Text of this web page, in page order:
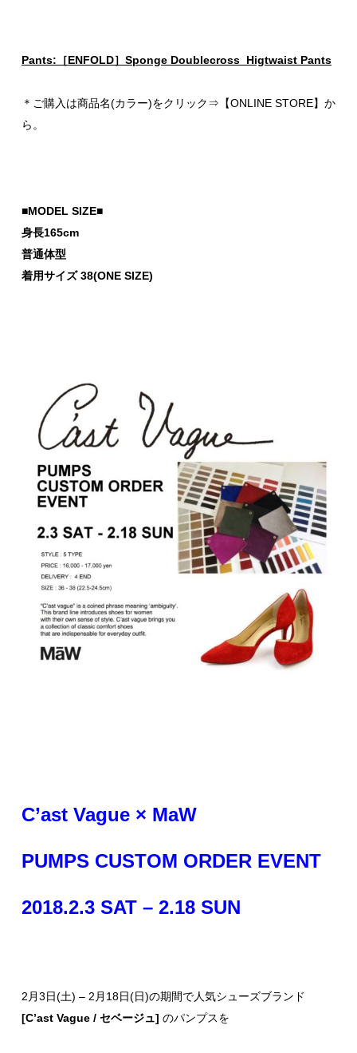
Pants:［ENFOLD］Sponge Doublecross Higtwaist Pants
＊ご購入は商品名(カラー)をクリック⇒【ONLINE STORE】か
ら。
■MODEL SIZE■
身長165cm
普通体型
着用サイズ 38(ONE SIZE)
C’ast Vague × MaW
PUMPS CUSTOM ORDER EVENT
2018.2.3 SAT – 2.18 SUN
2月3日(土) – 2月18日(日)の期間で人気シューズブランド
[C’ast Vague / セベージュ] のパンプスを